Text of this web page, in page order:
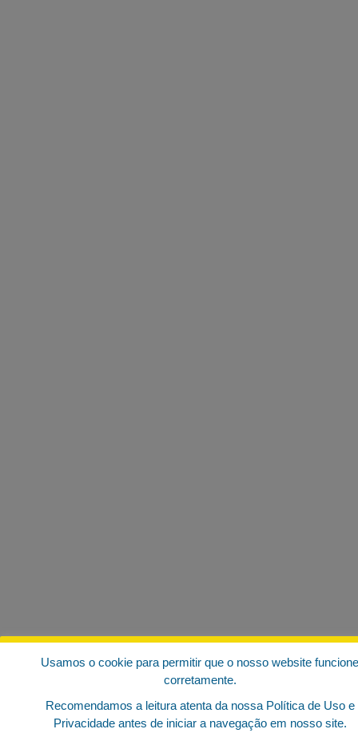
Usamos o cookie para permitir que o nosso website funcione
corretamente.
Recomendamos a leitura atenta da nossa Política de Uso e
Privacidade antes de iniciar a navegação em nosso site.